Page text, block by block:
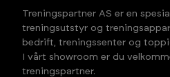
Treningspartner AS er en
treningsutstyr og
bedrift, treningssenter og
I vårt showroom er du
treningspartner.